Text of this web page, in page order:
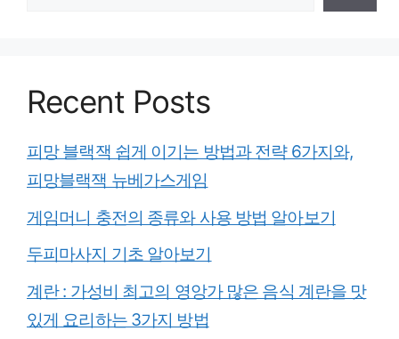
Recent Posts
피망 블랙잭 쉽게 이기는 방법과 전략 6가지와,
피망블랙잭 뉴베가스게임
게임머니 충전의 종류와 사용 방법 알아보기
두피마사지 기초 알아보기
계란 : 가성비 최고의 영앙가 많은 음식 계란을 맛
있게 요리하는 3가지 방법